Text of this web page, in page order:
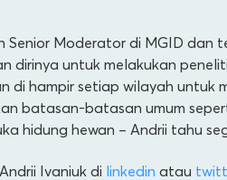
Senior Moderator di MGID dan
dirinya untuk melakukan
di hampir setiap wilayah untuk
batasan-batasan umum
hidung hewan – Andrii tahu
Ivaniuk di linkedin atau